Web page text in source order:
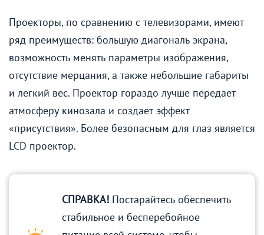
Проекторы, по сравнению с телевизорами, имеют
ряд преимуществ: большую диагональ экрана,
возможность менять параметры изображения,
отсутствие мерцания, а также небольшие габариты
и легкий вес. Проектор гораздо лучше передает
атмосферу кинозала и создает эффект
«присутствия». Более безопасным для глаз является
LCD проектор.
СПРАВКА! Постарайтесь обеспечить
стабильное и бесперебойное